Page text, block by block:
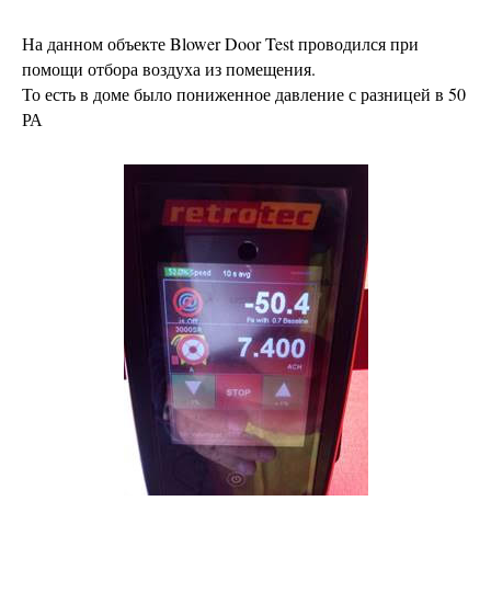
На данном объекте Blower Door Test проводился при
помощи отбора воздуха из помещения.
То есть в доме было пониженное давление с разницей в 50
РА